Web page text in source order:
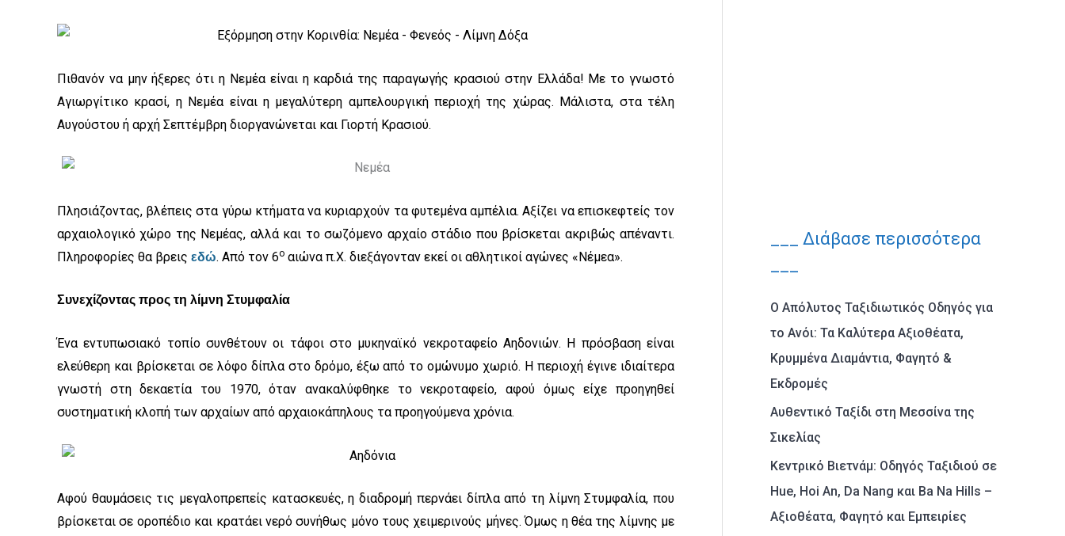
Πιθανόν να μην ήξερες ότι η Νεμέα είναι η καρδιά της παραγωγής κρασιού στην Ελλάδα! Με το γνωστό
Αγιωργίτικο κρασί, η Νεμέα είναι η μεγαλύτερη αμπελουργική περιοχή της χώρας. Μάλιστα, στα τέλη
Αυγούστου ή αρχή Σεπτέμβρη διοργανώνεται και Γιορτή Κρασιού.
Πλησιάζοντας, βλέπεις στα γύρω κτήματα να κυριαρχούν τα φυτεμένα αμπέλια. Αξίζει να επισκεφτείς τον
αρχαιολογικό χώρο της Νεμέας, αλλά και το σωζόμενο αρχαίο στάδιο που βρίσκεται ακριβώς απέναντι.
Πληροφορίες θα βρεις εδώ. Από τον 6ο αιώνα π.Χ. διεξάγονταν εκεί οι αθλητικοί αγώνες «Νέμεα».
Συνεχίζοντας προς τη λίμνη Στυμφαλία
Ένα εντυπωσιακό τοπίο συνθέτουν οι τάφοι στο μυκηναϊκό νεκροταφείο Αηδονιών. Η πρόσβαση είναι
ελεύθερη και βρίσκεται σε λόφο δίπλα στο δρόμο, έξω από το ομώνυμο χωριό. Η περιοχή έγινε ιδιαίτερα
γνωστή στη δεκαετία του 1970, όταν ανακαλύφθηκε το νεκροταφείο, αφού όμως είχε προηγηθεί
συστηματική κλοπή των αρχαίων από αρχαιοκάπηλους τα προηγούμενα χρόνια.
Αφού θαυμάσεις τις μεγαλοπρεπείς κατασκευές, η διαδρομή περνάει δίπλα από τη λίμνη Στυμφαλία, που
βρίσκεται σε οροπέδιο και κρατάει νερό συνήθως μόνο τους χειμερινούς μήνες. Όμως η θέα της λίμνης με
___ Διάβασε περισσότερα
Ο Απόλυτος Ταξιδιωτικός Οδηγός για
το Ανόι: Τα Καλύτερα Αξιοθέατα,
Κρυμμένα Διαμάντια, Φαγητό &
Εκδρομές
Αυθεντικό Ταξίδι στη Μεσσίνα της
Σικελίας
Κεντρικό Βιετνάμ: Οδηγός Ταξιδιού σε
Hue, Hoi An, Da Nang και Ba Na Hills –
Αξιοθέατα, Φαγητό και Εμπειρίες